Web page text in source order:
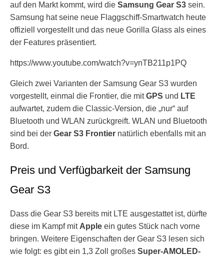
auf den Markt kommt, wird die Samsung Gear S3 sein.
Samsung hat seine neue Flaggschiff-Smartwatch heute
offiziell vorgestellt und das neue Gorilla Glass als eines
der Features präsentiert.
https://www.youtube.com/watch?v=ynTB211p1PQ
Gleich zwei Varianten der Samsung Gear S3 wurden
vorgestellt, einmal die Frontier, die mitGPS und LTE
aufwartet, zudem die Classic-Version, die „nur“ auf
Bluetooth und WLAN zurückgreift. WLAN und Bluetooth
sind bei der Gear S3 Frontier natürlich ebenfalls mit an
Bord.
Preis und Verfügbarkeit der Samsung
Gear S3
Dass die Gear S3 bereits mit LTE ausgestattet ist, dürfte
diese im Kampf mit Apple ein gutes Stück nach vorne
bringen. Weitere Eigenschaften der Gear S3 lesen sich
wie folgt: es gibt ein 1,3 Zoll großes Super-AMOLED-